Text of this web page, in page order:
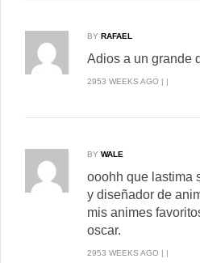
BY RAFAEL
Adios a un grande
2953 WEEKS AGO | |
BY WALE
ooohh que lastima
y diseñador de
mis animes
oscar.
2953 WEEKS AGO | |